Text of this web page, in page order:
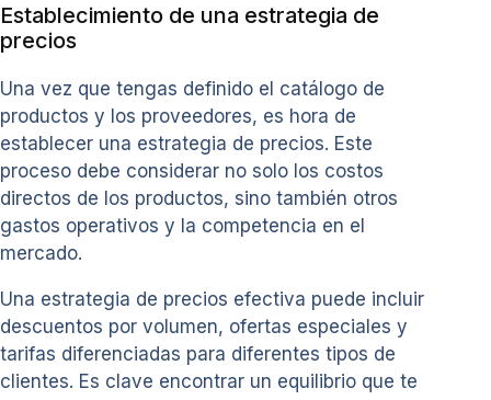
Establecimiento de una estrategia de
precios
Una vez que tengas definido el catálogo de
productos y los proveedores, es hora de
establecer una estrategia de precios. Este
proceso debe considerar no solo los costos
directos de los productos, sino también otros
gastos operativos y la competencia en el
mercado.
Una estrategia de precios efectiva puede incluir
descuentos por volumen, ofertas especiales y
tarifas diferenciadas para diferentes tipos de
clientes. Es clave encontrar un equilibrio que te